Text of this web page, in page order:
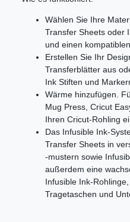
Wählen Sie Ihre
Transfer Sheets oder
und einen
Erstellen Sie Ihr
Transferblätter aus
Ink Stiften und
Wärme hinzufügen.
Mug Press, Cricut
Ihren Cricut-Rohling
Das Infusible Ink-
Transfer Sheets in
-mustern sowie
außerdem eine
Infusible Ink-
Tragetaschen und